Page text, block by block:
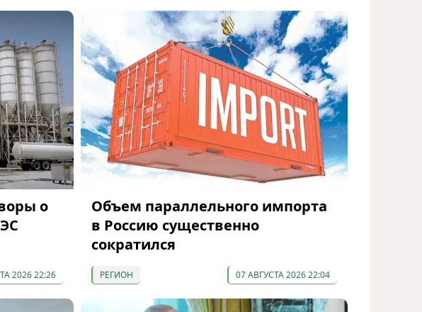
о
2026 22:26
Объем параллельного импорта
в Россию существенно
сократился
РЕГИОН 07 АВГУСТА 2026 22:04